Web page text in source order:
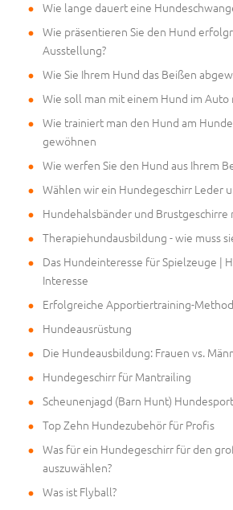
Wie lange dauert eine
Wie präsentieren Sie den Hund
Ausstellung?
Wie Sie Ihrem Hund das Beißen
Wie soll man mit einem Hund im Auto
Wie trainiert man den Hund am
gewöhnen
Wie werfen Sie den Hund aus Ihrem
Wählen wir ein Hundegeschirr Leder
Hundehalsbänder und Brustgeschirre
Therapiehundausbildung - wie muss
Das Hundeinteresse für Spielzeuge |
Interesse
Erfolgreiche Apportiertraining-
Hundeausrüstung
Die Hundeausbildung: Frauen vs.
Hundegeschirr für Mantrailing
Scheunenjagd (Barn Hunt) Hundesport
Top Zehn Hundezubehör für Profis
Was für ein Hundegeschirr für den
auszuwählen?
Was ist Flyball?